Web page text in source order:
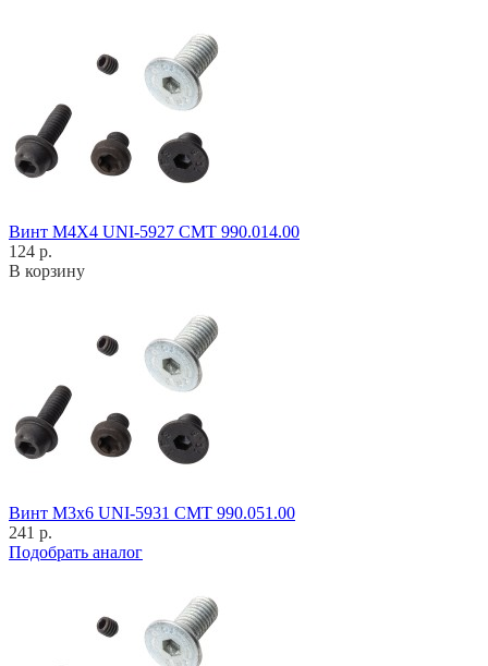
Винт M4X4 UNI-5927 CMT 990.014.00
124 р.
В корзину
Винт M3x6 UNI-5931 CMT 990.051.00
241 р.
Подобрать аналог